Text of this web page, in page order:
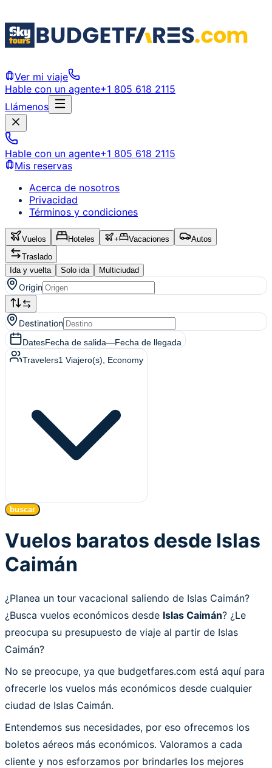
Ver mi viaje
Hable con un agente+1 805 618 2115
Llámenos
Hable con un agente+1 805 618 2115
Mis reservas
Acerca de nosotros
Privacidad
Términos y condiciones
Vuelos Hoteles + Vacaciones
Autos
Traslado
Ida y vuelta
Solo ida Multiciudad
Origin
Destination
DatesFecha de salida—Fecha de llegada
Travelers1 Viajero(s) , Economy
buscar
Vuelos baratos desde Islas
Caimán
¿Planea un tour vacacional saliendo de Islas Caimán?
¿Busca vuelos económicos desde Islas Caimán? ¿Le
preocupa su presupuesto de viaje al partir de Islas
Caimán?
No se preocupe, ya que budgetfares.com está aquí para
ofrecerle los vuelos más económicos desde cualquier
ciudad de Islas Caimán.
Entendemos sus necesidades, por eso ofrecemos los
boletos aéreos más económicos. Valoramos a cada
cliente y nos esforzamos por brindarles los mejores